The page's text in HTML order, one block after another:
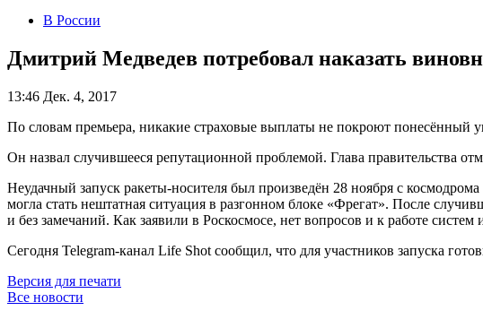
В России
Дмитрий Медведев потребовал наказать
13:46 Дек. 4, 2017
По словам премьера, никакие страховые выплаты не покроют понесённый
Он назвал случившееся репутационной проблемой. Глава правительства
Неудачный запуск ракеты-носителя был произведён 28 ноября с
могла стать нештатная ситуация в разгонном блоке «Фрегат». После
и без замечаний. Как заявили в Роскосмосе, нет вопросов и к работе систем
Сегодня Telegram-канал Life Shot сообщил, что для участников запуска
Версия для печати
Все новости